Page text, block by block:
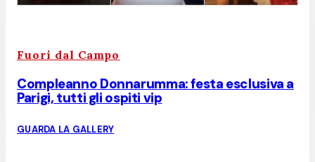
Fuori dal Campo
Compleanno Donnarumma: festa esclusiva a
Parigi, tutti gli ospiti vip
GUARDA LA GALLERY